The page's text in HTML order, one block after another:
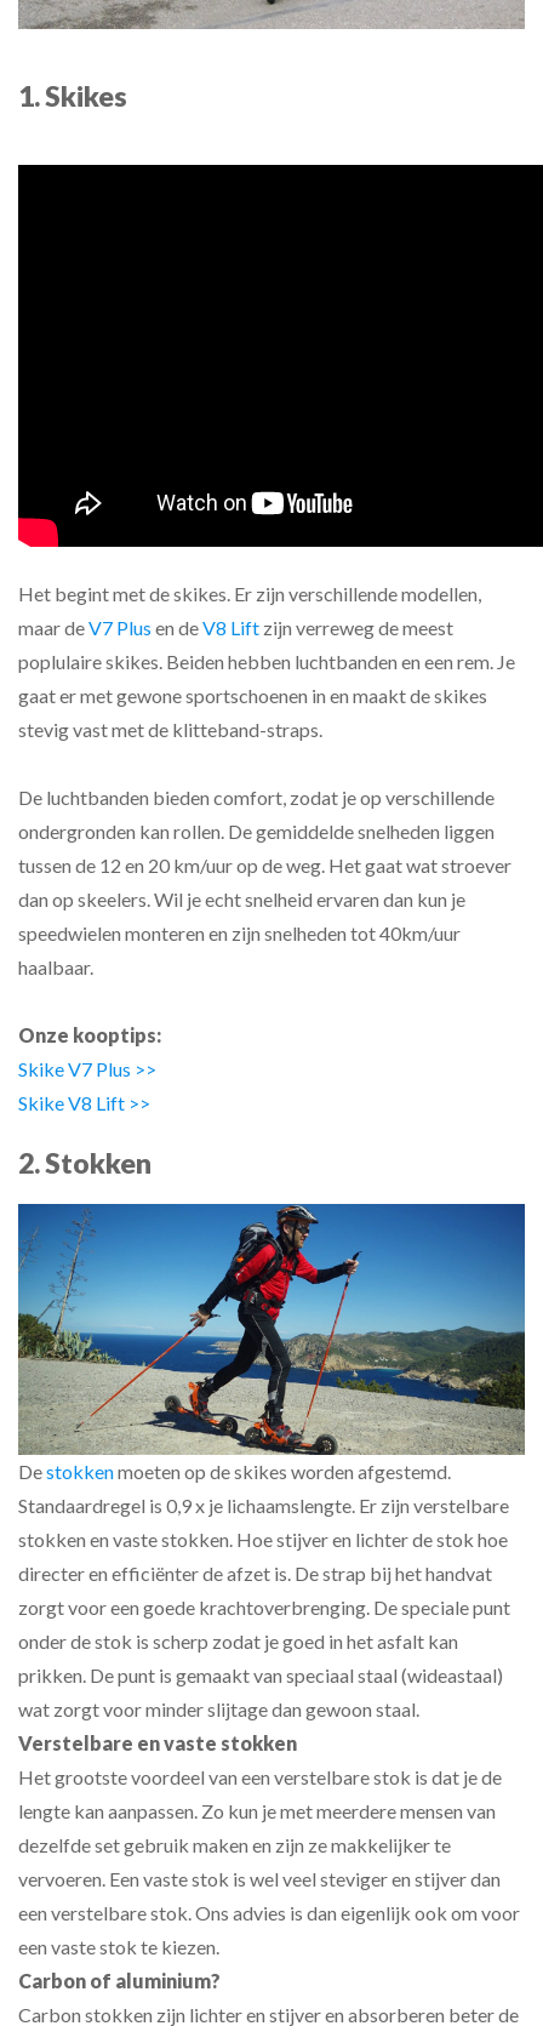
1. Skikes
Het begint met de skikes. Er zijn verschillende modellen,
maar deV7 Plus en deV8 Lift zijn verreweg de meest
poplulaire skikes. Beiden hebben luchtbanden en een rem. Je
gaat er met gewone sportschoenen in en maakt de skikes
stevig vast met de klitteband-straps.
De luchtbanden bieden comfort, zodat je op verschillende
ondergronden kan rollen. De gemiddelde snelheden liggen
tussen de 12 en 20 km/uur op de weg. Het gaat wat stroever
dan op skeelers. Wil je echt snelheid ervaren dan kun je
speedwielen monteren en zijn snelheden tot 40km/uur
haalbaar.
Onze kooptips:
Skike V7 Plus >>
Skike V8 Lift >>
2. Stokken
Destokkenmoeten op de skikes worden afgestemd.
Standaardregel is 0,9 x je lichaamslengte. Er zijn verstelbare
stokken en vaste stokken. Hoe stijver en lichter de stok hoe
directer en efficiënter de afzet is. De strap bij het handvat
zorgt voor een goede krachtoverbrenging. De speciale punt
onder de stok is scherp zodat je goed in het asfalt kan
prikken. De punt is gemaakt van speciaal staal (wideastaal)
wat zorgt voor minder slijtage dan gewoon staal.
Verstelbare en vaste stokken
Het grootste voordeel van een verstelbare stok is dat je de
lengte kan aanpassen. Zo kun je met meerdere mensen van
dezelfde set gebruik maken en zijn ze makkelijker te
vervoeren. Een vaste stok is wel veel steviger en stijver dan
een verstelbare stok. Ons advies is dan eigenlijk ook om voor
een vaste stok te kiezen.
Carbon of aluminium?
Carbon stokken zijn lichter en stijver en absorberen beter de